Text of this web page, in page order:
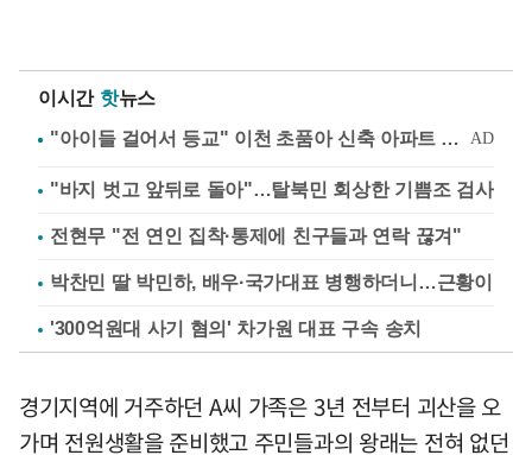
이시간 핫뉴스
"바지 벗고 앞뒤로 돌아"…탈북민 회상한 기쁨조 검사
전현무 "전 연인 집착·통제에 친구들과 연락 끊겨"
박찬민 딸 박민하, 배우·국가대표 병행하더니…근황이
'300억원대 사기 혐의' 차가원 대표 구속 송치
경기지역에 거주하던 A씨 가족은 3년 전부터 괴산을 오
가며 전원생활을 준비했고 주민들과의 왕래는 전혀 없던